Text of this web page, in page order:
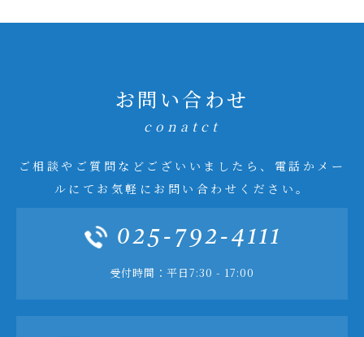
お問い合わせ
conatct
ご相談やご質問などございいましたら、電話かメー
ルにてお気軽にお問い合わせください。
025-792-4111
受付時間：平日7:30 - 17:00